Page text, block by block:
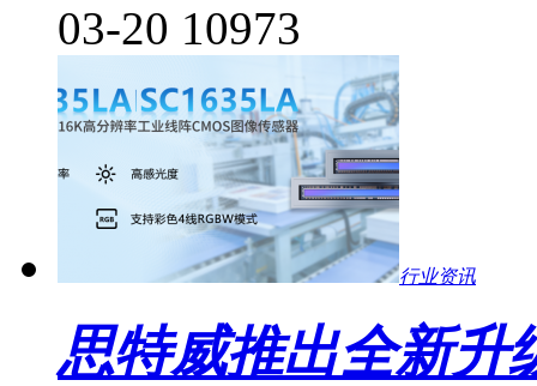
03-20 10973
行业资讯
思特威推出全新升